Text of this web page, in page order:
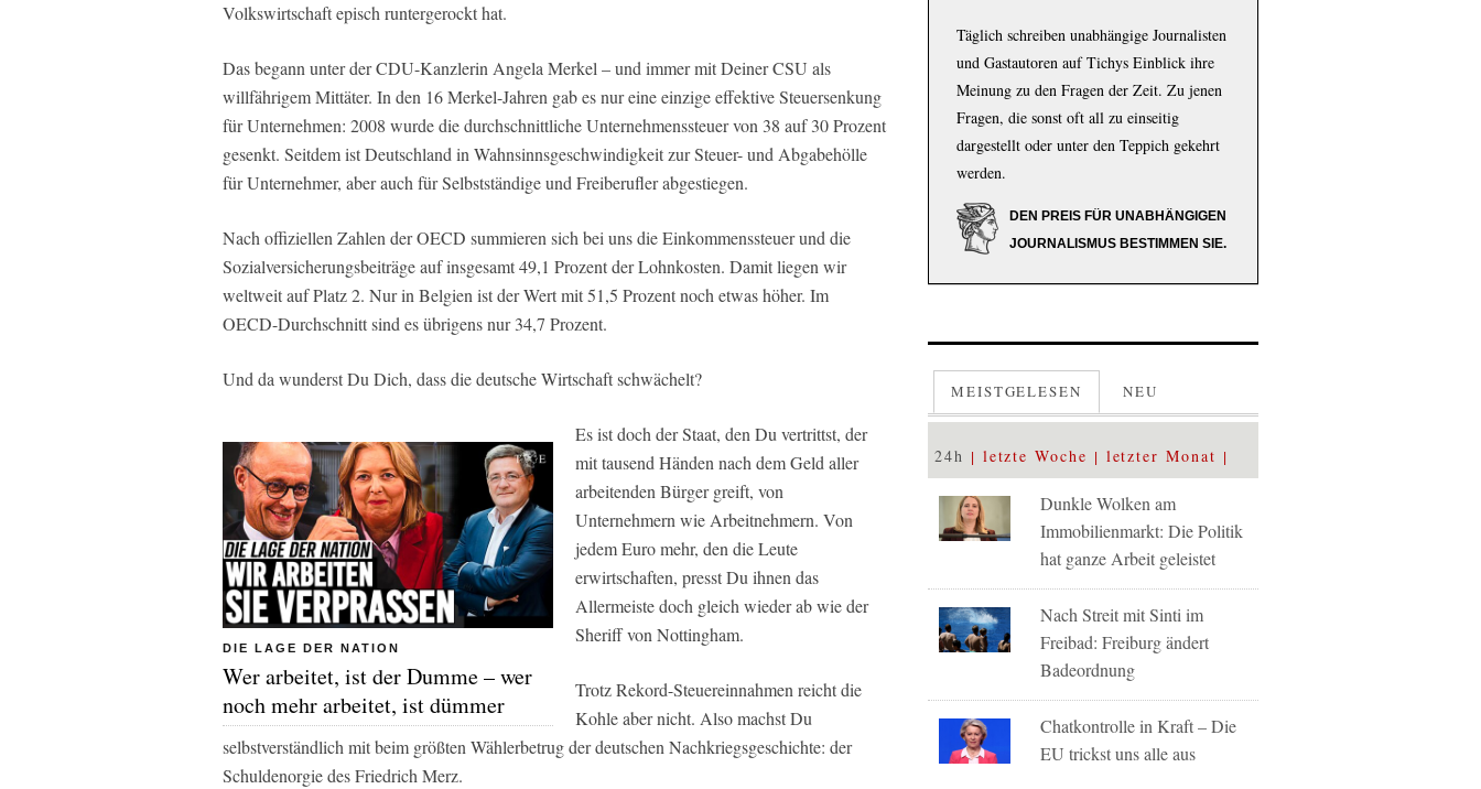
Volkswirtschaft episch runtergerockt hat.
Das begann unter der CDU-Kanzlerin Angela Merkel – und immer mit Deiner CSU als
willfährigem Mittäter. In den 16 Merkel-Jahren gab es nur eine einzige effektive Steuersenkung
für Unternehmen: 2008 wurde die durchschnittliche Unternehmenssteuer von 38 auf 30 Prozent
gesenkt. Seitdem ist Deutschland in Wahnsinnsgeschwindigkeit zur Steuer- und Abgabehölle
für Unternehmer, aber auch für Selbstständige und Freiberufler abgestiegen.
Nach offiziellen Zahlen der OECD summieren sich bei uns die Einkommenssteuer und die
Sozialversicherungsbeiträge auf insgesamt 49,1 Prozent der Lohnkosten. Damit liegen wir
weltweit auf Platz 2. Nur in Belgien ist der Wert mit 51,5 Prozent noch etwas höher. Im
OECD-Durchschnitt sind es übrigens nur 34,7 Prozent.
Und da wunderst Du Dich, dass die deutsche Wirtschaft schwächelt?
DIE LAGE DER NATION
Wer arbeitet, ist der Dumme – wer
noch mehr arbeitet, ist dümmer
Es ist doch der Staat, den Du vertrittst, der
mit tausend Händen nach dem Geld aller
arbeitenden Bürger greift, von
Unternehmern wie Arbeitnehmern. Von
jedem Euro mehr, den die Leute
erwirtschaften, presst Du ihnen das
Allermeiste doch gleich wieder ab wie der
Sheriff von Nottingham.
Trotz Rekord-Steuereinnahmen reicht die
Kohle aber nicht. Also machst Du
selbstverständlich mit beim größten Wählerbetrug der deutschen Nachkriegsgeschichte: der
Schuldenorgie des Friedrich Merz.
Täglich schreiben unabhängige Journalisten
und Gastautoren auf Tichys Einblick ihre
Meinung zu den Fragen der Zeit. Zu jenen
Fragen, die sonst oft all zu einseitig
dargestellt oder unter den Teppich gekehrt
werden.
DEN PREIS FÜR UNABHÄNGIGEN
JOURNALISMUS BESTIMMEN SIE.
MEISTGELESEN NEU
24h letzte Woche letzter Monat
Dunkle Wolken am
Immobilienmarkt: Die Politik
hat ganze Arbeit geleistet
Nach Streit mit Sinti im
Freibad: Freiburg ändert
Badeordnung
Chatkontrolle in Kraft – Die
EU trickst uns alle aus